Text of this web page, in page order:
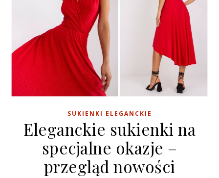
SUKIENKI ELEGANCKIE
Eleganckie sukienki na
specjalne okazje –
przegląd nowości